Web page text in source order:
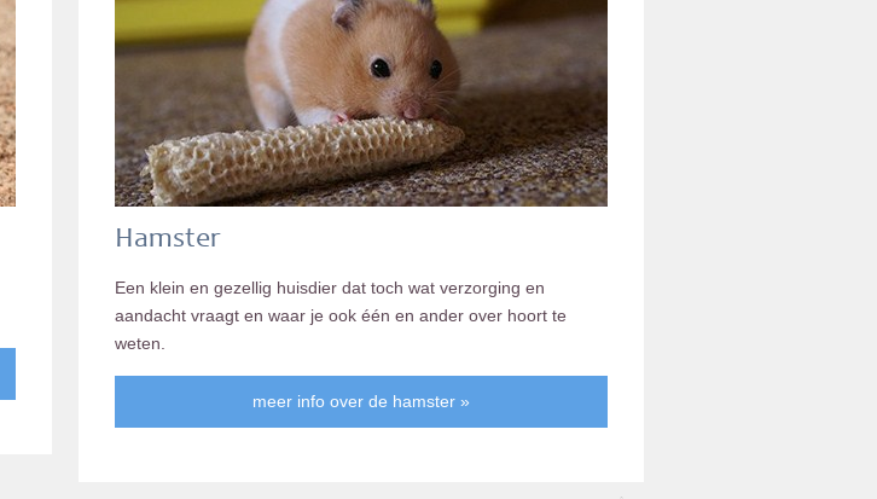
Hamster
Een klein en gezellig huisdier dat toch wat verzorging en
aandacht vraagt en waar je ook één en ander over hoort te
weten.
meer info over de hamster »